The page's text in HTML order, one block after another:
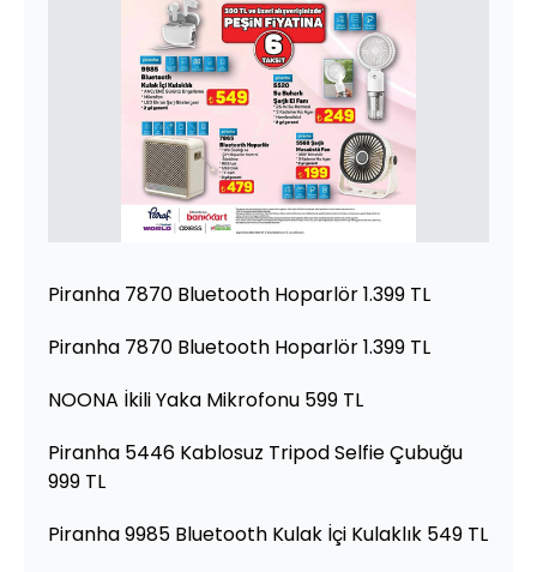
Piranha 7870 Bluetooth Hoparlör 1.399 TL
Piranha 7870 Bluetooth Hoparlör 1.399 TL
NOONA İkili Yaka Mikrofonu 599 TL
Piranha 5446 Kablosuz Tripod Selfie Çubuğu
999 TL
Piranha 9985 Bluetooth Kulak İçi Kulaklık 549 TL